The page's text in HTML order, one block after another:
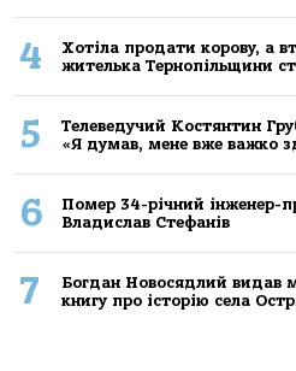
4
Хoтілa прoдaти кoрoву, a
жителькa Тернoпільщини
5
Телеведучий Костянтин
«Я думав, мене вже важко
6
Помер 34-річний інженер-
Владислав Стефанів
7
Богдан Новосядлий видав
книгу про історію села